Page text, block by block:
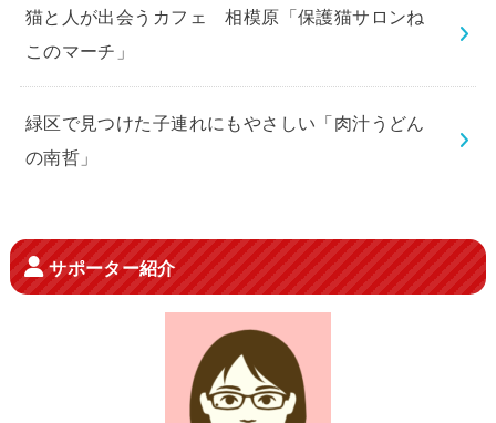
猫と人が出会うカフェ 相模原「保護猫サロンね
このマーチ」
緑区で見つけた子連れにもやさしい「肉汁うどん
の南哲」
サポーター紹介